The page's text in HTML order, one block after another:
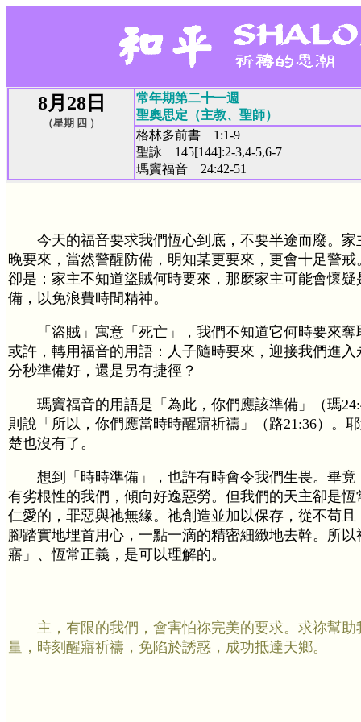
8月28日
（星期 四 ）
常年期第二十一週
聖奧思定（主教、聖師）
格林多前書 1:1-9
聖詠 145[144]:2-3,4-5,6-7
瑪竇福音 24:42-51
今天的福音要求我們恆心到底，不要半途而廢。
晚要來，當然警醒防備，明知某更要來，更會十足警
卻是：家主不知道盜賊何時要來，那麼家主可能會懷
備，以免浪費時間精神。
「盜賊」寓意「死亡」，我們不知道它何時要來
或許，轉用福音的用語：人子隨時要來，迎接我們進
分秒準備好，還是另有捷徑？
瑪竇福音的用語是「為此，你們應該準備」（瑪
則說「所以，你們應當時時醒寤祈禱」（路21:36）。
楚也沒有了。
想到「時時準備」，也許有時會令我們生畏。畢
有劣根性的我們，傾向好逸惡勞。但我們的天主卻是
仁愛的，罪惡與祂無緣。祂創造並加以保存，從不苟
腳踏實地埋首用心，一點一滴的精密細緻地去幹。所
寤」、恆常正義，是可以理解的。
主，有限的我們，會害怕祢完美的要求。求祢幫
量，時刻醒寤祈禱，免陷於誘惑，成功抵達天鄉。